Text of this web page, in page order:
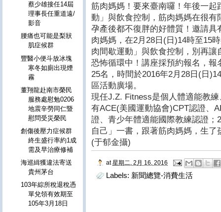
筋肉媽媽！要來臺南囉！年後一
動」與飲食控制，筋肉媽媽在很
孕產後都不復胖的好體質！邀請
肉媽媽，在2月28日(日)14時至15
肉間歇運動」與飲食控制，別再
恐怖循環中！講座採預約報名，報
25名，時間於2016年2月28日(日
區活動廣場。
現任J.Z. Fitness是個人體適能教
有ACE(美國運動協會)CPT認證、
證、青少年體適能國際教練認證
自己」一書，跟著筋肉媽媽，生
(于郁金攝)
at 星期二, 2月 16, 2016
Labels: 新聞總覽-消費生活
蔡少雄接任14屆
理事長任重道遠/
影音
腰痛也可能是梨狀
肌症候群
豐醫小便斗放冰塊
寒冬如廁出現煙
霧
董翔龍赴南市榮民
服務處慰勉0206
地震辛勞同仁暨
慰問受災榮民
創傷後壓力症候群
終生盛行率約1成
需及早治療修補
海巡緝獲違法寄送
貴州茅台
103年綜所稅退稅憑
單兌領有效期至
105年3月18日